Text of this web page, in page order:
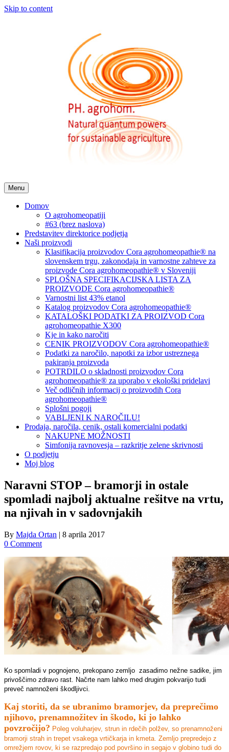
Skip to content
Menu
Domov
O agrohomeopatiji
#63 (brez naslova)
Predstavitev direktorice podjetja
Naši proizvodi
Klasifikacija proizvodov Cora agrohomeopathie® na
slovenskem trgu, zakonodaja in varnostne zahteve za
proizvode Cora agrohomeopathie® v Sloveniji
SPLOŠNA SPECIFIKACIJSKA LISTA ZA
PROIZVODE Cora agrohomeopathie®
Varnostni list 43% etanol
Katalog proizvodov Cora agrohomeopathie®
KATALOŠKI PODATKI ZA PROIZVOD Cora
agrohomeopathie X300
Kje in kako naročiti
CENIK PROIZVODOV Cora agrohomeopathie®
Podatki za naročilo, napotki za izbor ustreznega
pakiranja proizvoda
POTRDILO o skladnosti proizvodov Cora
agrohomeopathie® za uporabo v ekološki pridelavi
Več odličnih informacij o proizvodih Cora
agrohomeopathie®
Splošni pogoji
VABLJENI K NAROČILU!
Prodaja, naročila, cenik, ostali komercialni podatki
NAKUPNE MOŽNOSTI
Simfonija ravnovesja – razkritje zelene skrivnosti
O podjetju
Moj blog
Naravni STOP – bramorji in ostale
spomladi najbolj aktualne rešitve na vrtu,
na njivah in v sadovnjakih
By Majda Ortan | 8 aprila 2017
0 Comment
Ko spomladi v pognojeno, prekopano zemljo zasadimo nežne sadike, jim
privoščimo zdravo rast. Načrte nam lahko med drugim pokvarijo tudi
preveč namnoženi škodljivci.
Kaj storiti, da se ubranimo bramorjev, da preprečimo
njihovo, prenamnožitev in škodo, ki jo lahko
povzročijo? Poleg voluharjev, strun in rdečih polžev, so prenamnoženi
bramorji strah in trepet vsakega vrtičkarja in kmeta. Zemljo prepredejo z
omrežjem rovov, ki se razpredajo pod površino in segajo v globino tudi do